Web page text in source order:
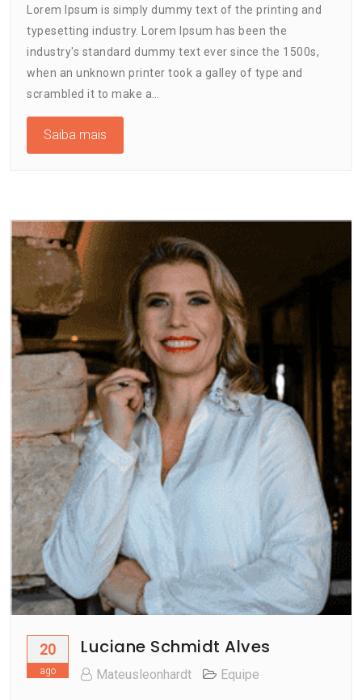
Lorem Ipsum is simply dummy text of the printing and
typesetting industry. Lorem Ipsum has been the
industry's standard dummy text ever since the 1500s,
when an unknown printer took a galley of type and
scrambled it to make a…
Saiba mais
20
ago
Luciane Schmidt Alves
Mateusleonhardt Equipe